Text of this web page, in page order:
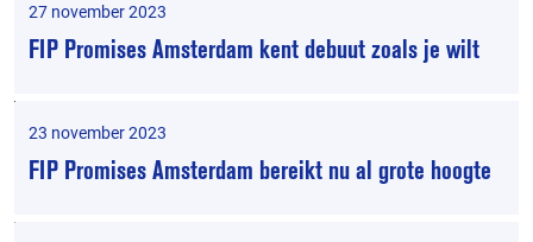
27 november 2023
FIP Promises Amsterdam kent debuut zoals je wilt
23 november 2023
FIP Promises Amsterdam bereikt nu al grote hoogte